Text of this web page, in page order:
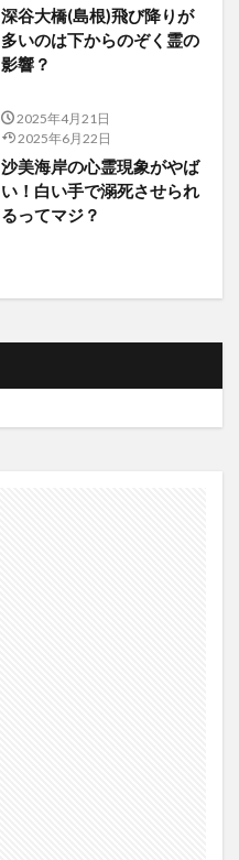
深谷大橋(島根)飛び降りが
多いのは下からのぞく霊の
影響？
2025年4月21日
2025年6月22日
沙美海岸の心霊現象がやば
い！白い手で溺死させられ
るってマジ？